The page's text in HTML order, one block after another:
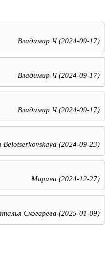
Владимир Ч (2024-09-17)
Владимир Ч (2024-09-17)
Владимир Ч (2024-09-17)
Belotserkovskaya (2024-09-23)
Марина (2024-12-27)
Скогарева (2025-01-09)